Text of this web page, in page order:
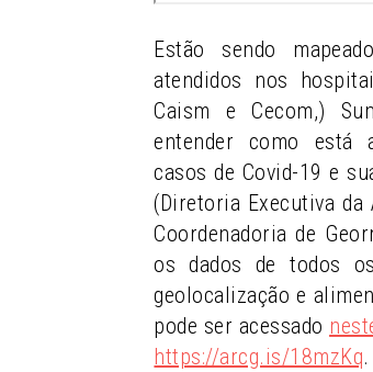
Estão sendo
atendidos nos
Caism e Cecom,)
entender como está
casos de Covid-19 e
(Diretoria Executiva da
Coordenadoria de
os dados de todos
geolocalização e
pode ser acessado
https://arcg.is/18mzKq.